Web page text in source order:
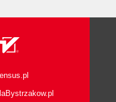
(52)
(69)